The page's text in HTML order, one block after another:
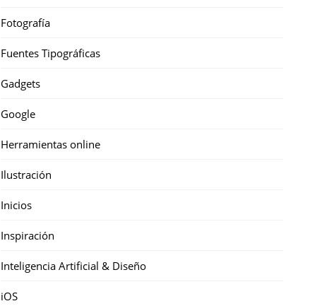
Fotografía
Fuentes Tipográficas
Gadgets
Google
Herramientas online
Ilustración
Inicios
Inspiración
Inteligencia Artificial & Diseño
iOS